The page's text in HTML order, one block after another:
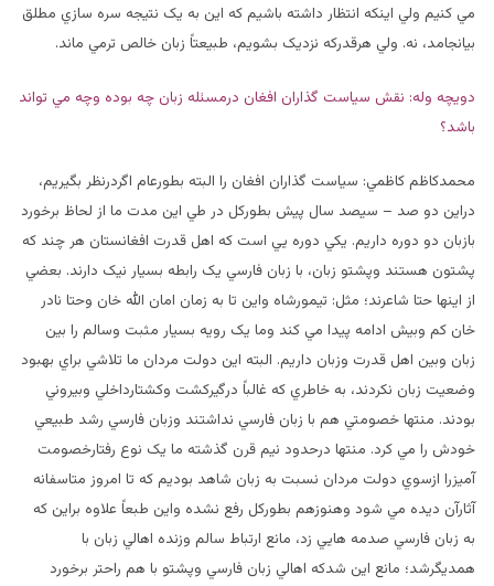
مي کنيم ولي اينکه انتظار داشته باشيم که اين به يک نتيجه سره سازي مطلق
بيانجامد، نه. ولي هرقدرکه نزديک بشويم، طبيعتاً زبان خالص ترمي ماند.
دويچه وله: نقش سياست گذاران افغان درمسئله زبان چه بوده وچه مي تواند
باشد؟
محمدکاظم کاظمي: سياست گذاران افغان را البته بطورعام اگردرنظر بگيريم،
دراين دو صد – سيصد سال پيش بطورکل در طي اين مدت ما از لحاظ برخورد
بازبان دو دوره داريم. يکي دوره يي است که اهل قدرت افغانستان هر چند که
پشتون هستند وپشتو زبان، با زبان فارسي يک رابطه بسيار نيک دارند. بعضي
از اينها حتا شاعرند؛ مثل: تيمورشاه واين تا به زمان امان الله خان وحتا نادر
خان کم وبيش ادامه پيدا مي کند وما يک رويه بسيار مثبت وسالم را بين
زبان وبين اهل قدرت وزبان داريم. البته اين دولت مردان ما تلاشي براي بهبود
وضعيت زبان نکردند، به خاطري که غالباً درگيرکشت وکشتارداخلي وبيروني
بودند. منتها خصومتي هم با زبان فارسي نداشتند وزبان فارسي رشد طبيعي
خودش را مي کرد. منتها درحدود نيم قرن گذشته ما يک نوع رفتارخصومت
آميزرا ازسوي دولت مردان نسبت به زبان شاهد بوديم که تا امروز متاسفانه
آثارآن ديده مي شود وهنوزهم بطورکل رفع نشده واين طبعاً علاوه براين که
به زبان فارسي صدمه هايي زد، مانع ارتباط سالم وزنده اهالي زبان با
همديگرشد؛ مانع اين شدکه اهالي زبان فارسي وپشتو با هم راحتر برخورد